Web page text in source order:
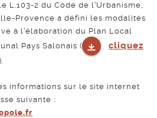
L.103-2 du Code de l’Urbanisme,
Provence a défini les modalités
à l’élaboration du Plan Local
Pays Salonais (
cliquez
informations sur le site internet
suivante :